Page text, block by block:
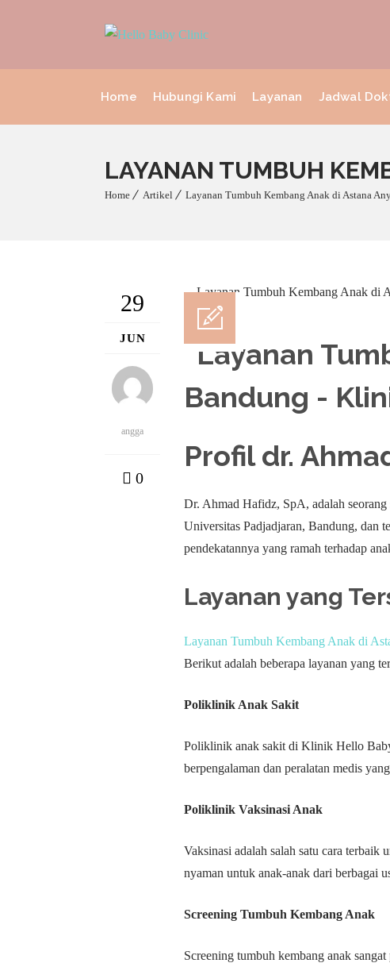
Home Hubungi Kami Layanan Jadwal
LAYANAN TUMBUH
Home Artikel Layanan Tumbuh Kembang Anak di Astana
29
JUN
angga
0
Profil dr.
Dr. Ahmad Hafidz, SpA, adalah
Universitas Padjadjaran, Bandung, dan
pendekatannya yang ramah terhadap
Layanan yang
Layanan Tumbuh Kembang Anak di
Berikut adalah beberapa layanan yang
Poliklinik Anak Sakit
Poliklinik anak sakit di Klinik Hello
berpengalaman dan peralatan medis
Poliklinik Vaksinasi Anak
Vaksinasi adalah salah satu cara
nyaman untuk anak-anak dari berbagai
Screening Tumbuh Kembang Anak
Screening tumbuh kembang anak